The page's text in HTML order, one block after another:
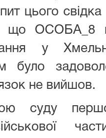
цього свідка
що ОСОБА_8
у
було
не вийшов.
суду